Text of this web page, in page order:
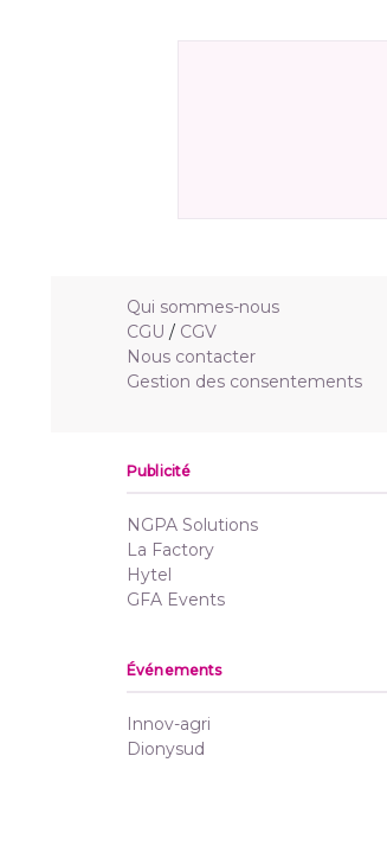
Qui sommes-nous
CGU / CGV
Nous contacter
Gestion des consentements
Publicité
NGPA Solutions
La Factory
Hytel
GFA Events
Événements
Innov-agri
Dionysud